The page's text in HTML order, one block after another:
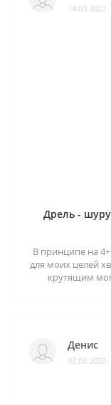
14.03.2022
Дрель -
В принципе на
для моих целей
крутящим
Денис
02.03.2022